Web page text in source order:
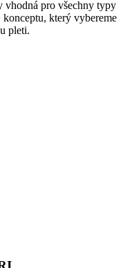
vhodná pro všechny typy
který vybereme
pleti.